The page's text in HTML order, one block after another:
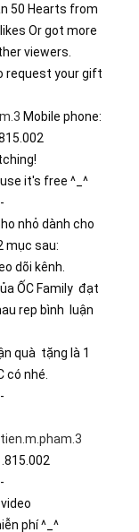
Or got more
viewers.
Mobile phone:
watching!
it's free ^_^
nhỏ dành cho
mục sau:
dõi kênh.
ỐC Family  đạt
rep bình  luận
quà  tặng là 1
có nhé.
phí ^_^